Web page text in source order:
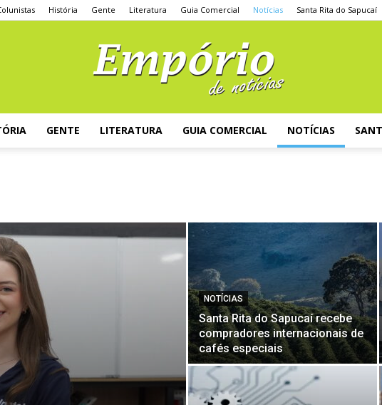
História Gente Literatura Guia Comercial Notícias Santa Rita do Sapucaí
GENTE LITERATURA GUIA COMERCIAL NOTÍCIAS
NOTÍCIAS
Santa Rita do Sapucaí recebe
compradores internacionais de
cafés especiais